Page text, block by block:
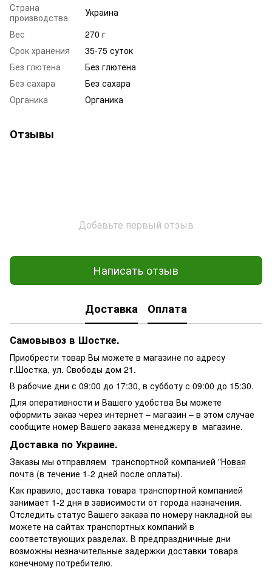
Страна
производства
Украина
Вес
270 г
Срок хранения
35-75 суток
Без глютена
Без глютена
Без сахара
Без сахара
Органика
Органика
Отзывы
Добавьте первый отзыв
Написать отзыв
Доставка Оплата
Самовывоз в Шостке.
Приобрести товар Вы можете в магазине по адресу
г.Шостка, ул. Свободы дом 21.
В рабочие дни с 09:00 до 17:30, в субботу с 09:00 до 15:30.
Для оперативности и Вашего удобства Вы можете
оформить заказ через интернет – магазин – в этом случае
сообщите номер Вашего заказа менеджеру в магазине.
Доставка по Украине.
Заказы мы отправляем транспортной компанией "Новая
почта (в течение 1-2 дней после оплаты).
Как правило, доставка товара транспортной компанией
занимает 1-2 дня в зависимости от города назначения.
Отследить статус Вашего заказа по номеру накладной вы
можете на сайтах транспортных компаний в
соответствующих разделах. В предпраздничные дни
возможны незначительные задержки доставки товара
конечному потребителю.